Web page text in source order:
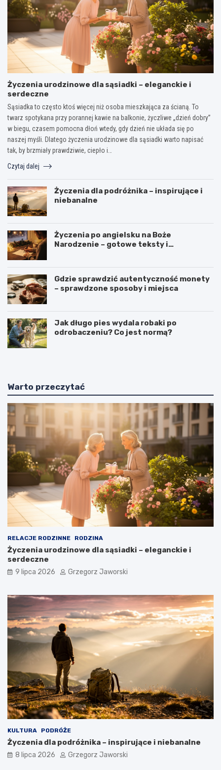
Życzenia urodzinowe dla sąsiadki – eleganckie i
serdeczne
Sąsiadka to często ktoś więcej niż osoba mieszkająca za ścianą. To
twarz spotykana przy porannej kawie na balkonie, życzliwe „dzień dobry”
w biegu, czasem pomocna dłoń wtedy, gdy dzień nie układa się po
naszej myśli. Dlatego życzenia urodzinowe dla sąsiadki warto napisać
tak, by brzmiały prawdziwie, ciepło i…
Czytaj dalej
Życzenia dla podróżnika – inspirujące i
niebanalne
Życzenia po angielsku na Boże
Narodzenie – gotowe teksty i
Gdzie sprawdzić autentyczność monety
– sprawdzone sposoby i miejsca
Jak długo pies wydala robaki po
odrobaczeniu? Co jest normą?
Warto przeczytać
RELACJE RODZINNE RODZINA
Życzenia urodzinowe dla sąsiadki – eleganckie i
serdeczne
9 lipca 2026 Grzegorz Jaworski
KULTURA PODRÓŻE
Życzenia dla podróżnika – inspirujące i niebanalne
8 lipca 2026 Grzegorz Jaworski